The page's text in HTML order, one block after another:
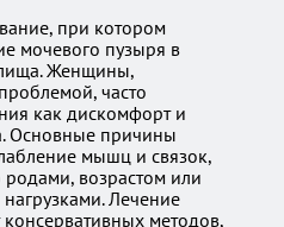
при котором
мочевого пузыря в
Женщины,
часто
как дискомфорт и
Основные причины
мышц и связок,
возрастом или
Лечение
методов,